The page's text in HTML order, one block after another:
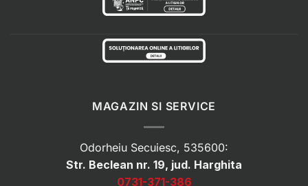
MAGAZIN SI SERVICE
Odorheiu Secuiesc, 535600:
Str. Beclean nr. 19, jud. Harghita
0731-371-386